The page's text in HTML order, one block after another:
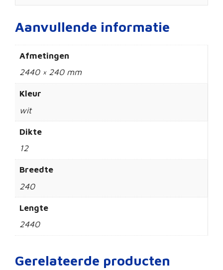
Aanvullende informatie
Afmetingen
2440 × 240 mm
Kleur
wit
Dikte
12
Breedte
240
Lengte
2440
Gerelateerde producten